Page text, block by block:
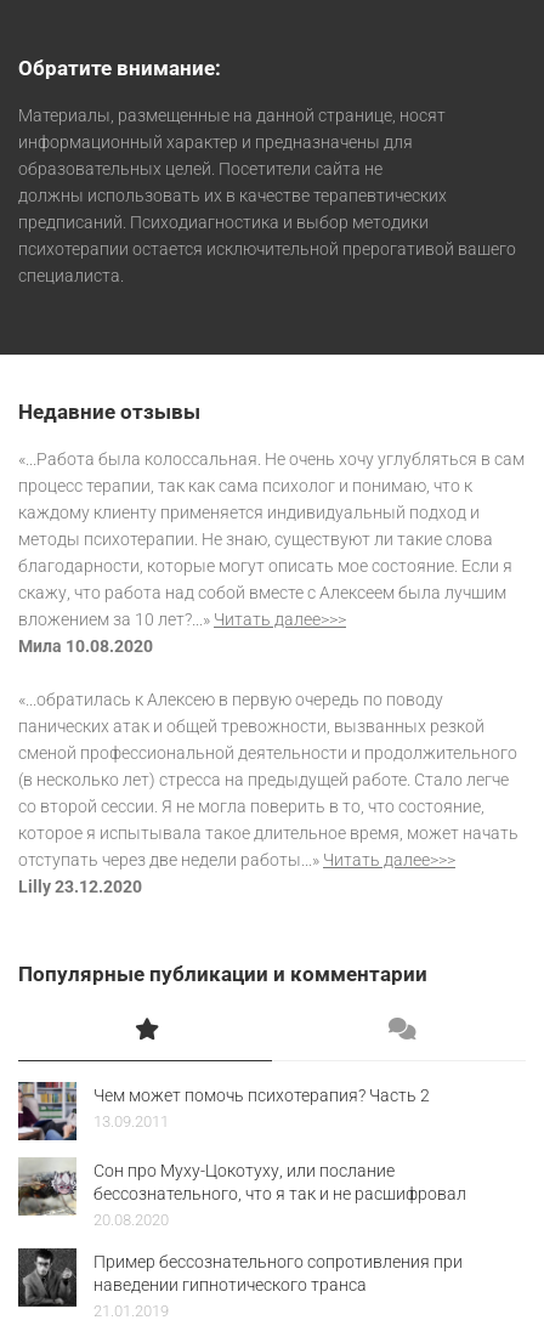
Обратите внимание:
Материалы, размещенные на данной странице, носят
информационный характер и предназначены для
образовательных целей. Посетители сайта не
должны использовать их в качестве терапевтических
предписаний. Психодиагностика и выбор методики
психотерапии остается исключительной прерогативой вашего
специалиста.
Недавние отзывы
«...Работа была колоссальная. Не очень хочу углубляться в сам
процесс терапии, так как сама психолог и понимаю, что к
каждому клиенту применяется индивидуальный подход и
методы психотерапии. Не знаю, существуют ли такие слова
благодарности, которые могут описать мое состояние. Если я
скажу, что работа над собой вместе с Алексеем была лучшим
вложением за 10 лет?...» Читать далее>>>
Мила 10.08.2020
«...обратилась к Алексею в первую очередь по поводу
панических атак и общей тревожности, вызванных резкой
сменой профессиональной деятельности и продолжительного
(в несколько лет) стресса на предыдущей работе. Стало легче
со второй сессии. Я не могла поверить в то, что состояние,
которое я испытывала такое длительное время, может начать
отступать через две недели работы...» Читать далее>>>
Lilly 23.12.2020
Популярные публикации и комментарии
Чем может помочь психотерапия? Часть 2
13.09.2011
Сон про Муху-Цокотуху, или послание
бессознательного, что я так и не расшифровал
20.08.2020
Пример бессознательного сопротивления при
наведении гипнотического транса
21.01.2019